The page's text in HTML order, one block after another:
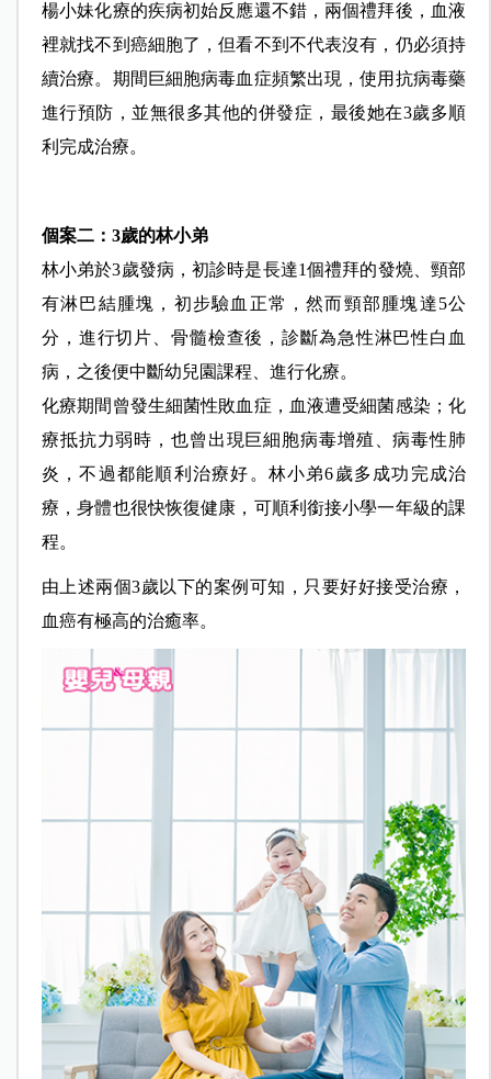
楊小妹化療的疾病初始反應還不錯，兩個禮拜後，血液
裡就找不到癌細胞了，但看不到不代表沒有，仍必須持
續治療。期間巨細胞病毒血症頻繁出現，使用抗病毒藥
進行預防，並無很多其他的併發症，最後她在3歲多順
利完成治療。
個案二：3歲的林小弟
林小弟於3歲發病，初診時是長達1個禮拜的發燒、頸部
有淋巴結腫塊，初步驗血正常，然而頸部腫塊達5公
分，進行切片、骨髓檢查後，診斷為急性淋巴性白血
病，之後便中斷幼兒園課程、進行化療。
化療期間曾發生細菌性敗血症，血液遭受細菌感染；化
療抵抗力弱時，也曾出現巨細胞病毒增殖、病毒性肺
炎，不過都能順利治療好。林小弟6歲多成功完成治
療，身體也很快恢復健康，可順利銜接小學一年級的課
程。
由上述兩個3歲以下的案例可知，只要好好接受治療，
血癌有極高的治癒率。